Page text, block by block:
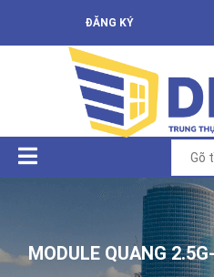
ĐĂNG KÝ
MODULE QUANG